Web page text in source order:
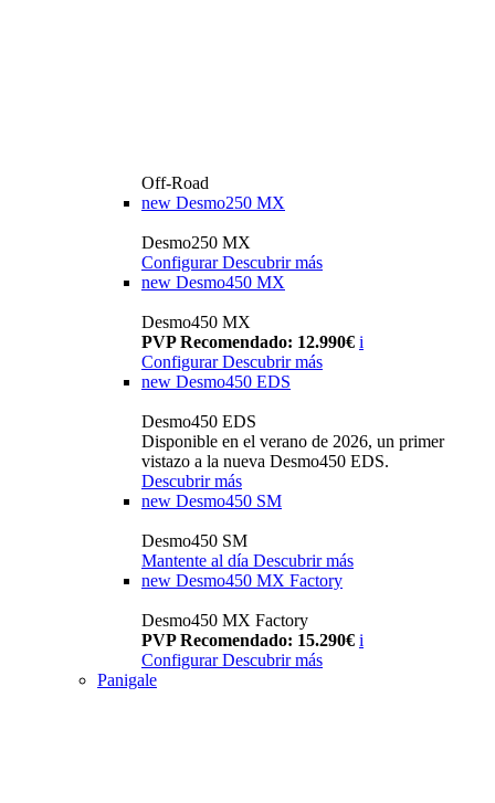
Off-Road
new Desmo250 MX
Desmo250 MX
Configurar Descubrir más
new Desmo450 MX
Desmo450 MX
PVP Recomendado: 12.990€ i
Configurar Descubrir más
new Desmo450 EDS
Desmo450 EDS
Disponible en el verano de 2026, un primer
vistazo a la nueva Desmo450 EDS.
Descubrir más
new Desmo450 SM
Desmo450 SM
Mantente al día Descubrir más
new Desmo450 MX Factory
Desmo450 MX Factory
PVP Recomendado: 15.290€ i
Configurar Descubrir más
Panigale